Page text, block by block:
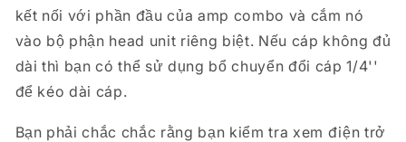
kết nối với phần đầu của amp combo và cắm nó
vào bộ phận head unit riêng biệt. Nếu cáp không đủ
dài thì bạn có thể sử dụng bổ chuyển đổi cáp 1/4''
để kéo dài cáp.
Bạn phải chắc chắc rằng bạn kiểm tra xem điện trở